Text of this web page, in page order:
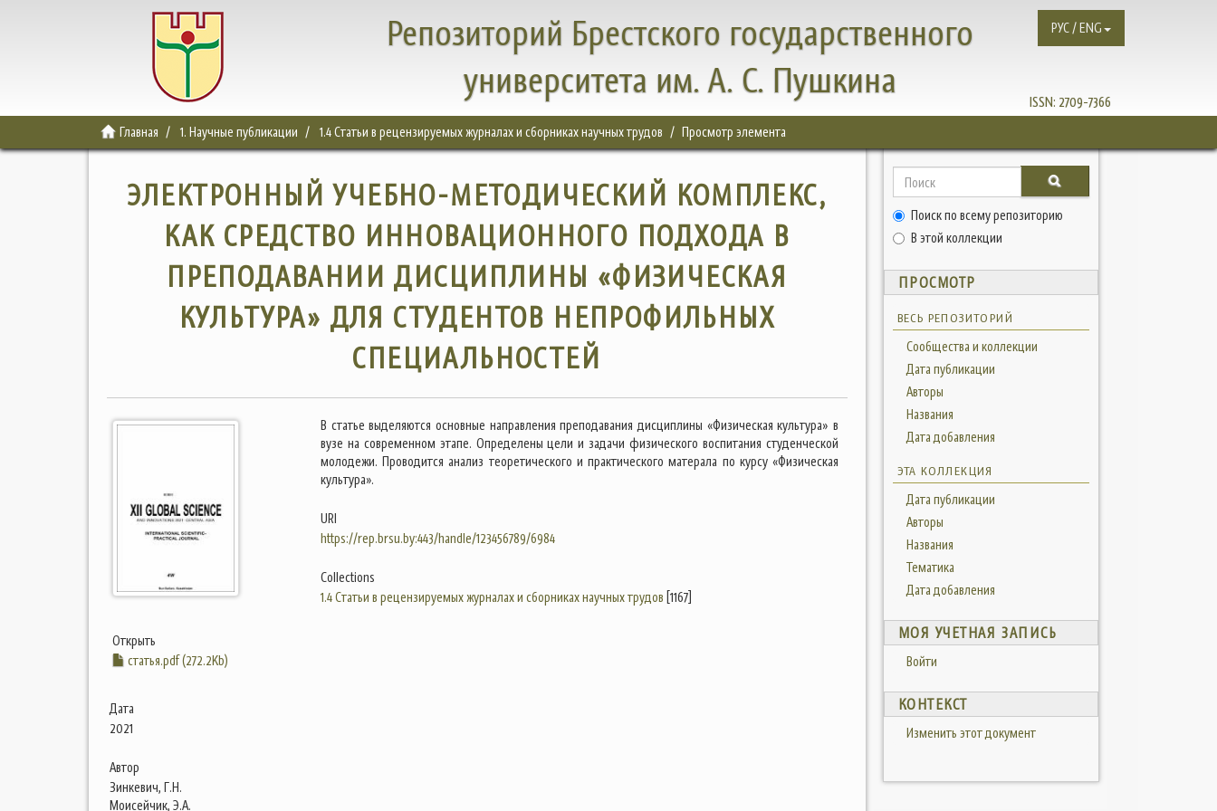
Репозиторий Брестского государственного
университета им. А. С. Пушкина
ISSN: 2709-7366
РУС / ENG
Главная 1. Научные публикации 1.4 Статьи в рецензируемых журналах и сборниках научных трудов Просмотр элемента
ЭЛЕКТРОННЫЙ УЧЕБНО-МЕТОДИЧЕСКИЙ КОМПЛЕКС,
КАК СРЕДСТВО ИННОВАЦИОННОГО ПОДХОДА В
ПРЕПОДАВАНИИ ДИСЦИПЛИНЫ «ФИЗИЧЕСКАЯ
КУЛЬТУРА» ДЛЯ СТУДЕНТОВ НЕПРОФИЛЬНЫХ
СПЕЦИАЛЬНОСТЕЙ
Открыть
статья.pdf (272.2Kb)
Дата
2021
Автор
Зинкевич, Г.Н.
Моисейчик, Э.А.
В статье выделяются основные направления преподавания дисциплины «Физическая культура» в
вузе на современном этапе. Определены цели и задачи физического воспитания студенческой
молодежи. Проводится анализ теоретического и практического матерала по курсу «Физическая
культура».
URI
https://rep.brsu.by:443/handle/123456789/6984
Collections
1.4 Статьи в рецензируемых журналах и сборниках научных трудов [1167]
Поиск по всему репозиторию
В этой коллекции
ПРОСМОТР
ВЕСЬ РЕПОЗИТОРИЙ
Сообщества и коллекции
Дата публикации
Авторы
Названия
Дата добавления
ЭТА КОЛЛЕКЦИЯ
Дата публикации
Авторы
Названия
Тематика
Дата добавления
МОЯ УЧЕТНАЯ ЗАПИСЬ
Войти
КОНТЕКСТ
Изменить этот документ